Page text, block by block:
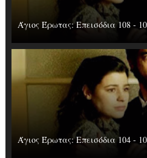
Άγιος Έρωτας: Επεισόδια 108 -
Άγιος Έρωτας: Επεισόδια 104 -